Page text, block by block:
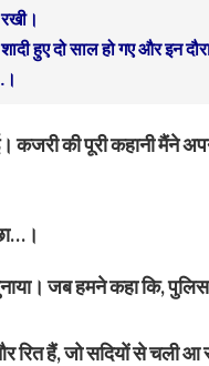
हुए दो साल हो गए और इन
की पूरी कहानी मैंने
जब हमने कहा कि, पुलिस
रित हैं, जो सदियों से चली आ